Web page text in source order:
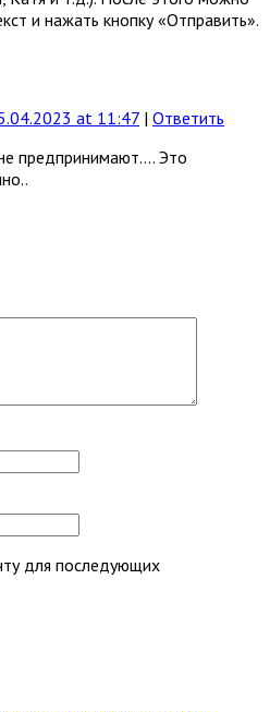
и нажать кнопку «Отправить».
at 11:47 | Ответить
предпринимают…. Это
для последующих